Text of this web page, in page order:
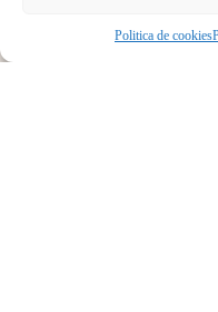
Politica de cookies